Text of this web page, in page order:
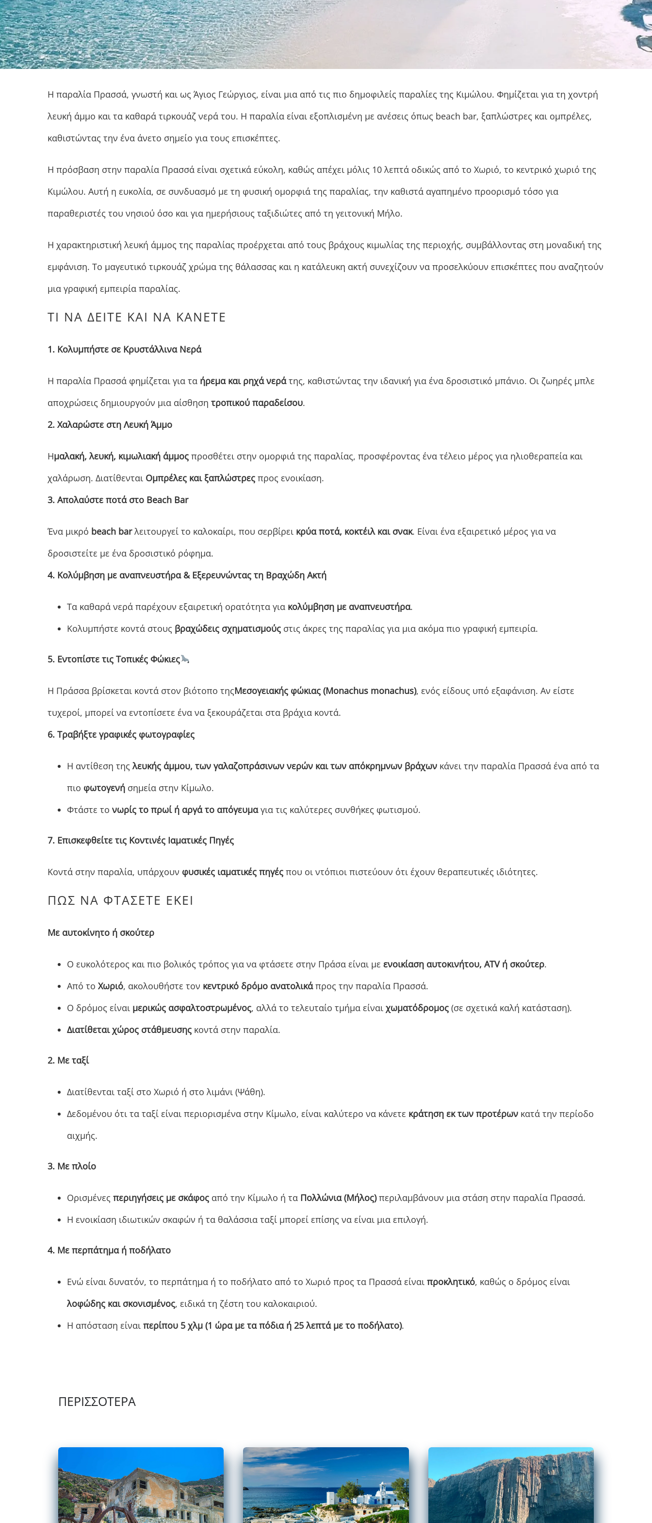
Η παραλία Πρασσά, γνωστή και ως Άγιος Γεώργιος, είναι μια από τις πιο δημοφιλείς παραλίες της Κιμώλου. Φημίζεται για τη χοντρή
λευκή άμμο και τα καθαρά τιρκουάζ νερά του. Η παραλία είναι εξοπλισμένη με ανέσεις όπως beach bar, ξαπλώστρες και ομπρέλες,
καθιστώντας την ένα άνετο σημείο για τους επισκέπτες.
Η πρόσβαση στην παραλία Πρασσά είναι σχετικά εύκολη, καθώς απέχει μόλις 10 λεπτά οδικώς από το Χωριό, το κεντρικό χωριό της
Κιμώλου. Αυτή η ευκολία, σε συνδυασμό με τη φυσική ομορφιά της παραλίας, την καθιστά αγαπημένο προορισμό τόσο για
παραθεριστές του νησιού όσο και για ημερήσιους ταξιδιώτες από τη γειτονική Μήλο.
Η χαρακτηριστική λευκή άμμος της παραλίας προέρχεται από τους βράχους κιμωλίας της περιοχής, συμβάλλοντας στη μοναδική της
εμφάνιση. Το μαγευτικό τιρκουάζ χρώμα της θάλασσας και η κατάλευκη ακτή συνεχίζουν να προσελκύουν επισκέπτες που αναζητούν
μια γραφική εμπειρία παραλίας.
ΤΙ ΝΑ ΔΕΊΤΕ ΚΑΙ ΝΑ ΚΆΝΕΤΕ
1. Κολυμπήστε σε Κρυστάλλινα Νερά
Η παραλία Πρασσά φημίζεται για τα ήρεμα και ρηχά νεράτης, καθιστώντας την ιδανική για ένα δροσιστικό μπάνιο. Οι ζωηρές μπλε
αποχρώσεις δημιουργούν μια αίσθηση τροπικού παραδείσου.
2. Χαλαρώστε στη Λευκή Άμμο
Ημαλακή, λευκή, κιμωλιακή άμμοςπροσθέτει στην ομορφιά της παραλίας, προσφέροντας ένα τέλειο μέρος για ηλιοθεραπεία και
χαλάρωση. Διατίθενται Ομπρέλες και ξαπλώστρεςπρος ενοικίαση.
3. Απολαύστε ποτά στο Beach Bar
Ένα μικρό beach barλειτουργεί το καλοκαίρι, που σερβίρει κρύα ποτά, κοκτέιλ και σνακ. Είναι ένα εξαιρετικό μέρος για να
δροσιστείτε με ένα δροσιστικό ρόφημα.
4. Κολύμβηση με αναπνευστήρα & Εξερευνώντας τη Βραχώδη Ακτή
Τα καθαρά νερά παρέχουν εξαιρετική ορατότητα για κολύμβηση με αναπνευστήρα.
Κολυμπήστε κοντά στους βραχώδεις σχηματισμούςστις άκρες της παραλίας για μια ακόμα πιο γραφική εμπειρία.
5. Εντοπίστε τις Τοπικές Φώκιες
Η Πράσσα βρίσκεται κοντά στον βιότοπο τηςΜεσογειακής φώκιας (Monachus monachus), ενός είδους υπό εξαφάνιση. Αν είστε
τυχεροί, μπορεί να εντοπίσετε ένα να ξεκουράζεται στα βράχια κοντά.
6. Τραβήξτε γραφικές φωτογραφίες
Η αντίθεση της λευκής άμμου, των γαλαζοπράσινων νερών και των απόκρημνων βράχωνκάνει την παραλία Πρασσά ένα από τα
πιο φωτογενήσημεία στην Κίμωλο.
Φτάστε το νωρίς το πρωί ή αργά το απόγευμαγια τις καλύτερες συνθήκες φωτισμού.
7. Επισκεφθείτε τις Κοντινές Ιαματικές Πηγές
Κοντά στην παραλία, υπάρχουν φυσικές ιαματικές πηγέςπου οι ντόπιοι πιστεύουν ότι έχουν θεραπευτικές ιδιότητες.
ΠΏΣ ΝΑ ΦΤΆΣΕΤΕ ΕΚΕΊ
Με αυτοκίνητο ή σκούτερ
Ο ευκολότερος και πιο βολικός τρόπος για να φτάσετε στην Πράσα είναι με ενοικίαση αυτοκινήτου, ATV ή σκούτερ.
Από το Χωριό, ακολουθήστε τον κεντρικό δρόμο ανατολικάπρος την παραλία Πρασσά.
Ο δρόμος είναι μερικώς ασφαλτοστρωμένος, αλλά το τελευταίο τμήμα είναι χωματόδρομος(σε σχετικά καλή κατάσταση).
Διατίθεται χώρος στάθμευσηςκοντά στην παραλία.
2. Με ταξί
Διατίθενται ταξί στο Χωριό ή στο λιμάνι (Ψάθη).
Δεδομένου ότι τα ταξί είναι περιορισμένα στην Κίμωλο, είναι καλύτερο να κάνετε κράτηση εκ των προτέρωνκατά την περίοδο
αιχμής.
3. Με πλοίο
Ορισμένες περιηγήσεις με σκάφοςαπό την Κίμωλο ή τα Πολλώνια (Μήλος)περιλαμβάνουν μια στάση στην παραλία Πρασσά.
Η ενοικίαση ιδιωτικών σκαφών ή τα θαλάσσια ταξί μπορεί επίσης να είναι μια επιλογή.
4. Με περπάτημα ή ποδήλατο
Ενώ είναι δυνατόν, το περπάτημα ή το ποδήλατο από το Χωριό προς τα Πρασσά είναι προκλητικό, καθώς ο δρόμος είναι
λοφώδης και σκονισμένος, ειδικά τη ζέστη του καλοκαιριού.
Η απόσταση είναι περίπου 5 χλμ (1 ώρα με τα πόδια ή 25 λεπτά με το ποδήλατο).
ΠΕΡΙΣΣΌΤΕΡΑ